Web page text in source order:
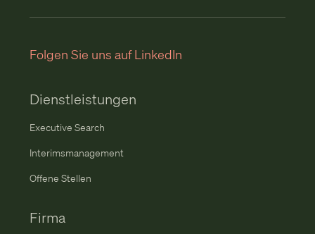
Folgen Sie uns auf LinkedIn
Dienstleistungen
Executive Search
Interimsmanagement
Offene Stellen
Firma